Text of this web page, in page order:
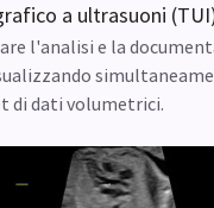
a ultrasuoni
l'analisi e la
di dati volumetrici.